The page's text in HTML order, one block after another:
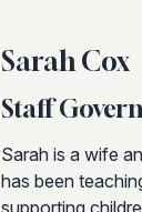
Sarah Cox
Staff
Sarah is a wife
has been
supporting